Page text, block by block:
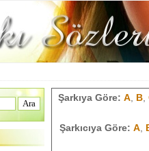
Şarkıya Göre: A, B,
Şarkıcıya Göre: A,